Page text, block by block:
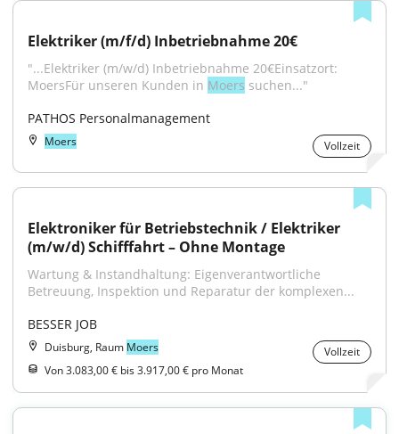
Elektriker (m/f/d) Inbetriebnahme 20€
"...Elektriker (m/w/d) Inbetriebnahme 20€Einsatzort:
MoersFür unseren Kunden in Moers suchen..."
PATHOS Personalmanagement
Moers Vollzeit
Elektroniker für Betriebstechnik / Elektriker
(m/w/d) Schifffahrt – Ohne Montage
Wartung & Instandhaltung: Eigenverantwortliche
Betreuung, Inspektion und Reparatur der komplexen...
BESSER JOB
Duisburg, Raum Moers
Vollzeit
Von 3.083,00 € bis 3.917,00 € pro Monat